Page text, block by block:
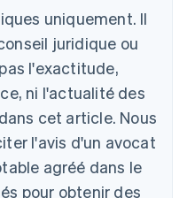
uniquement. Il
juridique ou
l'exactitude,
ni l'actualité des
cet article. Nous
l'avis d'un avocat
agréé dans le
pour obtenir des